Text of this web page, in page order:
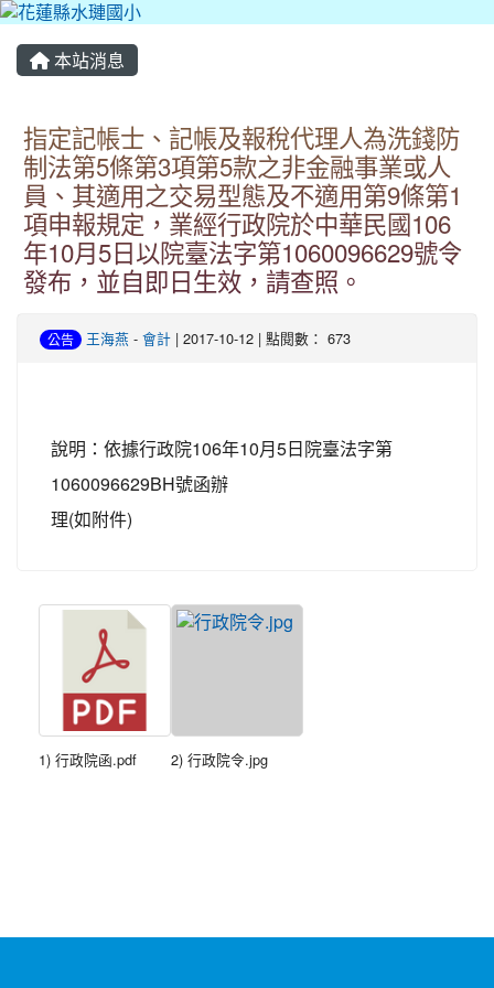
本站消息
指定記帳士、記帳及報稅代理人為洗錢防
制法第5條第3項第5款之非金融事業或人
員、其適用之交易型態及不適用第9條第1
項申報規定，業經行政院於中華民國106
年10月5日以院臺法字第1060096629號令
發布，並自即日生效，請查照。
公告 王海燕 - 會計 | 2017-10-12 | 點閱數： 673
說明：依據行政院106年10月5日院臺法字第
1060096629BH號函辦
理(如附件)
1) 行政院函.pdf 2) 行政院令.jpg